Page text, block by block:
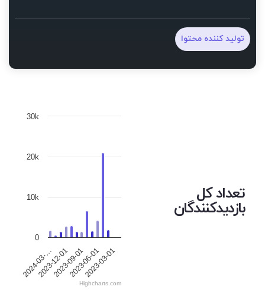
تولید کننده محتوا
تعداد کل
بازدیدکنندگان
2024-03-…
2023-12-012023-09-012023-06-01
2023-03-01
0
10k
20k
30k
Highcharts.com